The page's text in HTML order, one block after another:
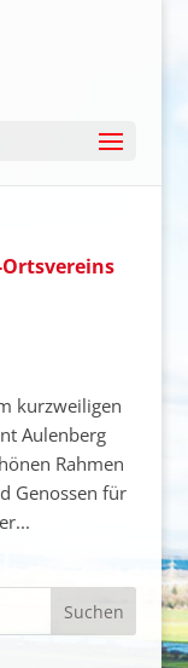
kurzweiligen
Aulenberg
Rahmen
Genossen für